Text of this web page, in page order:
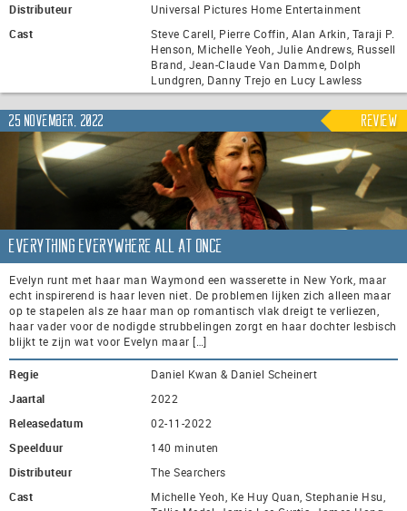
Distributeur
Universal Pictures Home Entertainment
Cast
Steve Carell, Pierre Coffin, Alan Arkin, Taraji P.
Henson, Michelle Yeoh, Julie Andrews, Russell
Brand, Jean-Claude Van Damme, Dolph
Lundgren, Danny Trejo en Lucy Lawless
25 november, 2022 Review
Everything Everywhere All at Once
Evelyn runt met haar man Waymond een wasserette in New York, maar
echt inspirerend is haar leven niet. De problemen lijken zich alleen maar
op te stapelen als ze haar man op romantisch vlak dreigt te verliezen,
haar vader voor de nodigde strubbelingen zorgt en haar dochter lesbisch
blijkt te zijn wat voor Evelyn maar […]
Regie
Daniel Kwan & Daniel Scheinert
Jaartal
2022
Releasedatum
02-11-2022
Speelduur
140 minuten
Distributeur
The Searchers
Cast
Michelle Yeoh, Ke Huy Quan, Stephanie Hsu,